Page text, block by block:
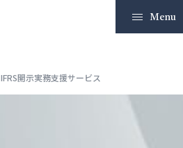
Menu
IFRS開示実務支援サービス